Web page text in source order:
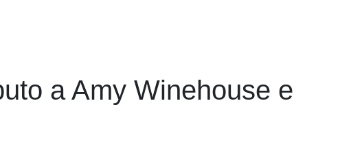
a Amy Winehouse e